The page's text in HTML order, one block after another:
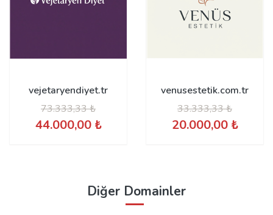
vejetaryendiyet.tr
73.333,33 ₺
44.000,00 ₺
venusestetik.com.tr
33.333,33 ₺
20.000,00 ₺
Diğer Domainler